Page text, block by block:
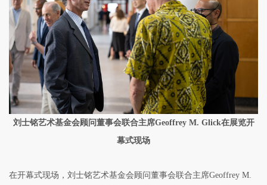
刘士铭艺术基金会顾问董事会联合主席Geoffrey M. Glick在展览开
幕式现场
在开幕式现场，刘士铭艺术基金会顾问董事会联合主席Geoffrey M.